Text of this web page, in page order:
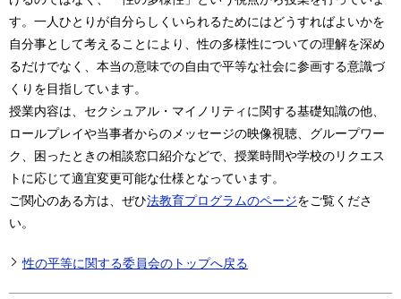
す。一人ひとりが自分らしくいられるためにはどうすればよいかを
自分事として考えることにより、性の多様性についての理解を深め
るだけでなく、本当の意味での自由で平等な社会に参画する意識づ
くりを目指しています。
授業内容は、セクシュアル・マイノリティに関する基礎知識の他、
ロールプレイや当事者からのメッセージの映像視聴、グループワー
ク、困ったときの相談窓口紹介などで、授業時間や学校のリクエス
トに応じて適宜変更可能な仕様となっています。
ご関心のある方は、ぜひ法教育プログラムのページをご覧くださ
い。
性の平等に関する委員会のトップへ戻る